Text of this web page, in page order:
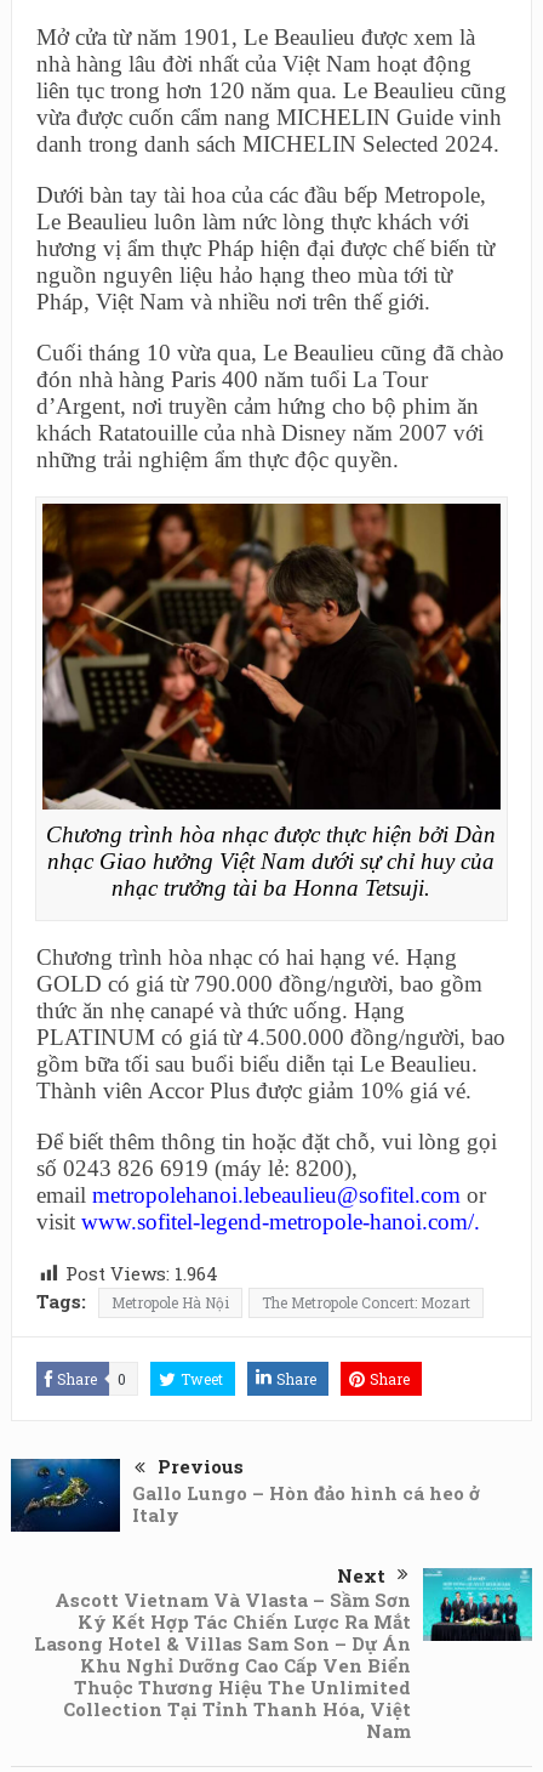
Mở cửa từ năm 1901, Le Beaulieu được xem là
nhà hàng lâu đời nhất của Việt Nam hoạt động
liên tục trong hơn 120 năm qua. Le Beaulieu cũng
vừa được cuốn cẩm nang MICHELIN Guide vinh
danh trong danh sách MICHELIN Selected 2024.
Dưới bàn tay tài hoa của các đầu bếp Metropole,
Le Beaulieu luôn làm nức lòng thực khách với
hương vị ẩm thực Pháp hiện đại được chế biến từ
nguồn nguyên liệu hảo hạng theo mùa tới từ
Pháp, Việt Nam và nhiều nơi trên thế giới.
Cuối tháng 10 vừa qua, Le Beaulieu cũng đã chào
đón nhà hàng Paris 400 năm tuổi La Tour
d’Argent, nơi truyền cảm hứng cho bộ phim ăn
khách Ratatouille của nhà Disney năm 2007 với
những trải nghiệm ẩm thực độc quyền.
Chương trình hòa nhạc được thực hiện bởi Dàn
nhạc Giao hưởng Việt Nam dưới sự chỉ huy của
nhạc trưởng tài ba Honna Tetsuji.
Chương trình hòa nhạc có hai hạng vé. Hạng
GOLD có giá từ 790.000 đồng/người, bao gồm
thức ăn nhẹ canapé và thức uống. Hạng
PLATINUM có giá từ 4.500.000 đồng/người, bao
gồm bữa tối sau buổi biểu diễn tại Le Beaulieu.
Thành viên Accor Plus được giảm 10% giá vé.
Để biết thêm thông tin hoặc đặt chỗ, vui lòng gọi
số 0243 826 6919 (máy lẻ: 8200),
email metropolehanoi.lebeaulieu@sofitel.comor
visit www.sofitel-legend-metropole-hanoi.com/.
Post Views: 1.964
Tags:
Metropole Hà Nội The Metropole Concert: Mozart
Share 0 Tweet Share Share
Previous
Gallo Lungo – Hòn đảo hình cá heo ở
Italy
Next
Ascott Vietnam Và Vlasta – Sầm Sơn
Ký Kết Hợp Tác Chiến Lược Ra Mắt
Lasong Hotel & Villas Sam Son – Dự Án
Khu Nghỉ Dưỡng Cao Cấp Ven Biển
Thuộc Thương Hiệu The Unlimited
Collection Tại Tỉnh Thanh Hóa, Việt
Nam